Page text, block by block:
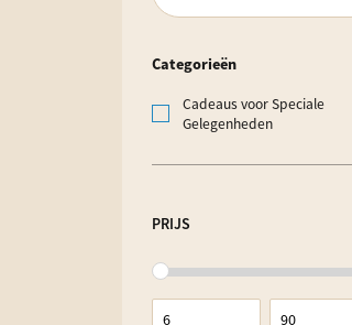
Categorieën
Cadeaus voor Speciale
Gelegenheden
PRIJS